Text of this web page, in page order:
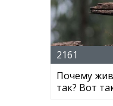
2161
Почему
так? Вот